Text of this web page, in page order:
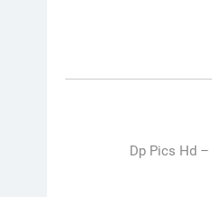
Dp Pics Hd –